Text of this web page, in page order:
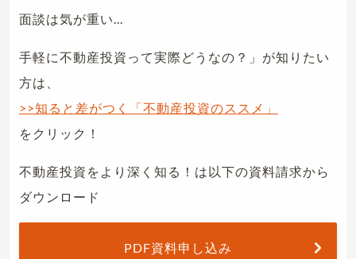
面談は気が重い...
手軽に不動産投資って実際どうなの？」が知りたい
方は、
>>知ると差がつく「不動産投資のススメ」
をクリック！
不動産投資をより深く知る！は以下の資料請求から
ダウンロード
PDF資料申し込み